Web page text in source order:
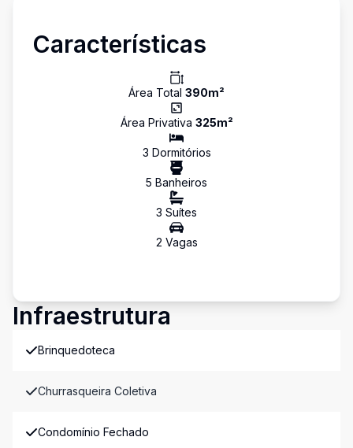
Características
Área Total 390m²
Área Privativa 325m²
3 Dormitórios
5 Banheiros
3 Suítes
2 Vagas
Infraestrutura
Brinquedoteca
Churrasqueira Coletiva
Condomínio Fechado